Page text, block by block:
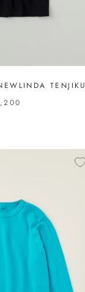
TENJIKU